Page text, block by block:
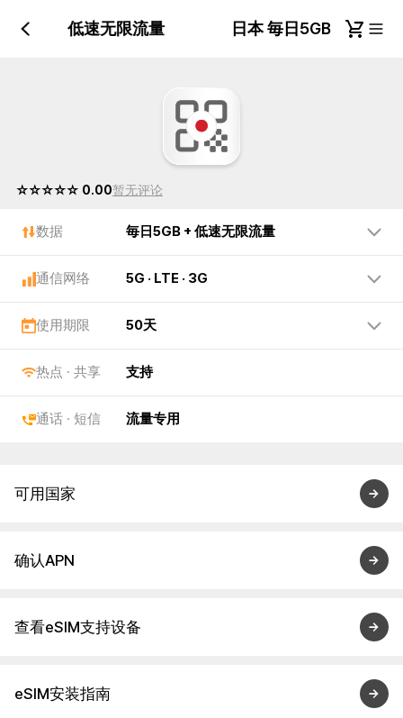
5GB + 低速无限流量 日本 毎日5GB + 低速
☆☆☆☆☆ 0.00暂无评论
数据 毎日5GB + 低速无限流量
通信网络 5G · LTE · 3G
使用期限 50天
热点 · 共享 支持
通话 · 短信 流量专用
可用国家
确认APN
查看eSIM支持设备
eSIM安装指南